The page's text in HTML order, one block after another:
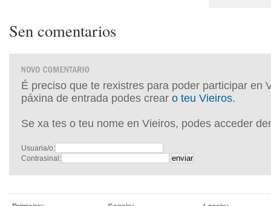
Sen comentarios
É preciso que te rexistres para poder participar en
páxina de entrada podes crear o teu Vieiros.
Se xa tes o teu nome en Vieiros, podes acceder
Usuaria/o:
Contrasinal: